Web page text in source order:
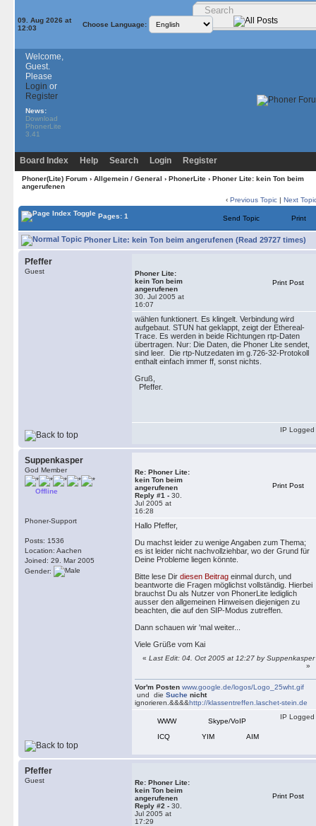
09. Aug 2026 at
12:03
Choose Language:
Welcome,
Guest.
Please
Login or
Register
News:
Download
PhonerLite
3.41
Board Index Help Search Login Register
Phoner(Lite) Forum› Allgemein / General › PhonerLite› Phoner Lite: kein Ton beim
angerufenen
‹ Previous Topic | Next
Pages: 1 Send Topic Print
Phoner Lite: kein Ton beim angerufenen (Read 29727 times)
Pfeffer
Guest
Phoner Lite:
kein Ton beim
angerufenen
30. Jul 2005 at
16:07
Print Post
wählen funktionert. Es klingelt. Verbindung wird
aufgebaut. STUN hat geklappt, zeigt der Ethereal-
Trace. Es werden in beide Richtungen rtp-Daten
übertragen. Nur: Die Daten, die Phoner Lite sendet,
sind leer. Die rtp-Nutzedaten im g.726-32-Protokoll
enthalt einfach immer ff, sonst nichts.
Gruß,
Pfeffer.
IP Logged
Suppenkasper
God Member
Offline
Phoner-Support
Posts: 1536
Location: Aachen
Joined: 29. Mar 2005
Gender:
Re: Phoner Lite:
kein Ton beim
angerufenen
Reply #1 - 30.
Jul 2005 at
16:28
Print Post
Hallo Pfeffer,
Du machst leider zu wenige Angaben zum Thema;
es ist leider nicht nachvollziehbar, wo der Grund für
Deine Probleme liegen könnte.
Bitte lese Dir diesen Beitrag einmal durch, und
beantworte die Fragen möglichst vollständig. Hierbei
brauchst Du als Nutzer von PhonerLite lediglich
ausser den allgemeinen Hinweisen diejenigen zu
beachten, die auf den SIP-Modus zutreffen.
Dann schauen wir 'mal weiter...
Viele Grüße vom Kai
«Last Edit: 04. Oct 2005 at 12:27 by Suppenkasper
»
Vor'm Posten www.google.de/logos/Logo_25wht.gif
und die Suche nicht
ignorieren.&&&&http://klassentreffen.laschet-stein.de
WWW
Skype/VoIP
ICQ
YIM AIM
IP Logged
Pfeffer
Guest
Re: Phoner Lite:
kein Ton beim
angerufenen
Reply #2 - 30.
Jul 2005 at
17:29
Print Post